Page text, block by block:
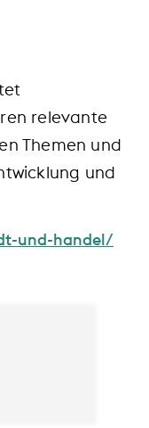
relevante
Themen und
und
und-handel/